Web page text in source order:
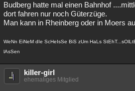
Budberg hatte mal einen Bahnhof
dort fahren nur noch Güterzüge.
Man kann in Rheinberg oder in Moers
WeNn EiNeM dIe ScHeIsSe BiS zUm HaLs
lAsSen
killer-girl
ehemaliges Mitglied